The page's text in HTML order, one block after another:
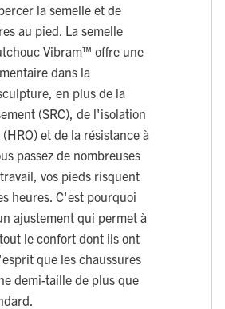
la semelle et de
au pied. La semelle
Vibram™ offre une
dans la
en plus de la
(SRC), de l'isolation
et de la résistance à
passez de nombreuses
vos pieds risquent
heures. C'est pourquoi
ajustement qui permet à
le confort dont ils ont
que les chaussures
demi-taille de plus que